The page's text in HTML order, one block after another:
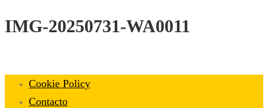
IMG-20250731-WA0011
Cookie Policy
Contacto